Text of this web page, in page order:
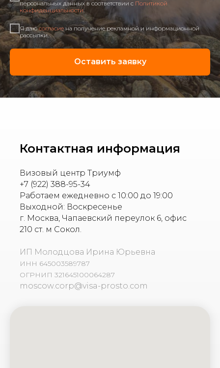
персональных данных в соответствии с Политикой
конфиденциальности.
Я даюсогласие на получение рекламной и информационной
рассылки.
Оставить заявку
Контактная информация
Визовый центр Триумф
+7 (922) 388-95-34
Работаем ежедневно с 10:00 до 19:00
Выходной: Воскресенье
г. Москва, Чапаевский переулок 6, офис
210 ст. м Сокол.
ИП Молодцова Ирина Юрьевна
ИНН 645003589787
ОГРНИП 321645100064287
moscow.corp@visa-prosto.com